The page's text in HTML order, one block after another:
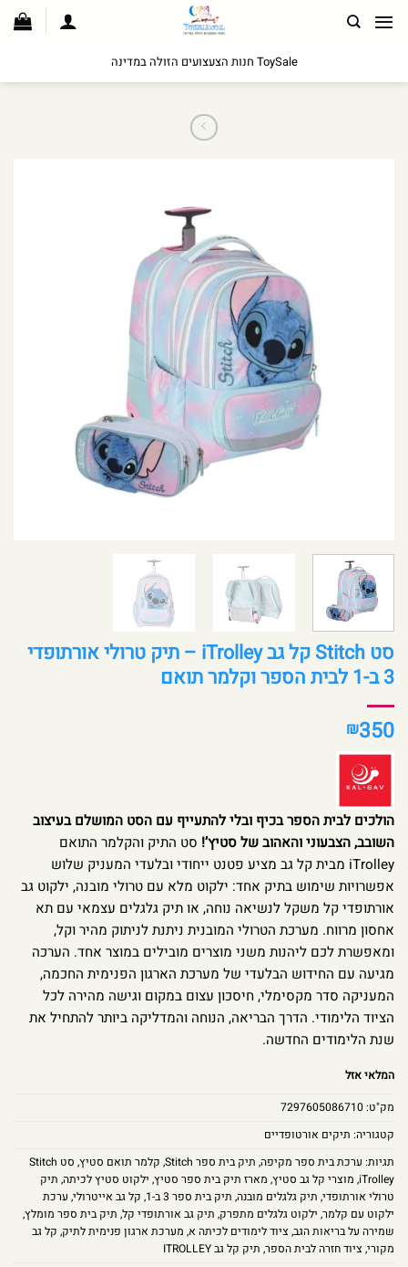
לתוכן
ToySale חנות הצעצועים הזולה במדינה
סט Stitch קל גב iTrolley – תיק טרולי אורתופדי
3 ב-1 לבית הספר וקלמר תואם
₪350
הולכים לבית הספר בכיף ובלי להתעייף עם הסט המושלם בעיצוב
השובב, הצבעוני והאהוב של סטיץ’! סט התיק והקלמר התואם
iTrolley מבית קל גב מציע פטנט ייחודי ובלעדי המעניק שלוש
אפשרויות שימוש בתיק אחד: ילקוט מלא עם טרולי מובנה, ילקוט גב
אורתופדי קל משקל לנשיאה נוחה, או תיק גלגלים עצמאי עם תא
אחסון מרווח. מערכת הטרולי המובנית ניתנת לניתוק מהיר וקל,
ומאפשרת לכם ליהנות משני מוצרים מובילים במוצר אחד. הערכה
מגיעה עם החידוש הבלעדי של מערכת הארגון הפנימית החכמה,
המעניקה סדר מקסימלי, חיסכון עצום במקום וגישה מהירה לכל
הציוד הלימודי. הדרך הבריאה, הנוחה והמדליקה ביותר להתחיל את
שנת הלימודים החדשה.
המלאי אזל
מק"ט:7297605086710
קטגוריה: תיקים אורטופדיים
תגיות: ערכת בית ספר מקיפה, תיק בית ספר Stitch , קלמר תואם סטיץ,
סט Stitch
iTrolley
, מוצרי קל גב סטיץ, מארז תיק בית ספר סטיץ, ילקוט סטיץ לכיתה, תיק
טרולי אורתופדי, תיק גלגלים מובנה, תיק בית ספר 3 ב-1 , קל גב אייטרולי, ערכת
ילקוט עם קלמר, ילקוט גלגלים מתפרק, תיק גב אורתופדי קל, תיק בית ספר מומלץ,
שמירה על בריאות הגב, ציוד לימודים לכיתה א, מערכת ארגון פנימית לתיק, קל גב
מקורי, ציוד חזרה לבית הספר, תיק קל גב ITROLLEY